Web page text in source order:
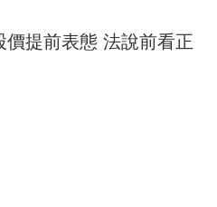
價提前表態 法說前看正